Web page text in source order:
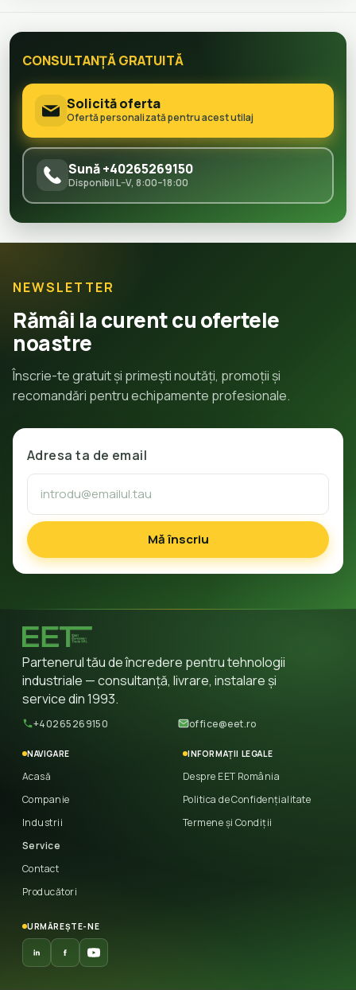
CONSULTANȚĂ GRATUITĂ
Solicită oferta
Ofertă personalizată pentru acest utilaj
Sună +40265269150
Disponibil L–V, 8:00–18:00
NEWSLETTER
Rămâi la curent cu ofertele
noastre
Înscrie-te gratuit și primești noutăți, promoții și
recomandări pentru echipamente profesionale.
Adresa ta de email
Mă înscriu
Partenerul tău de încredere pentru tehnologii
industriale — consultanță, livrare, instalare și
service din 1993.
+40265269150 office@eet.ro
NAVIGARE
Acasă
Companie
Industrii
Service
Contact
Producători
INFORMAȚII LEGALE
Despre EET România
Politica de Confidențialitate
Termene și Condiții
URMĂREȘTE-NE